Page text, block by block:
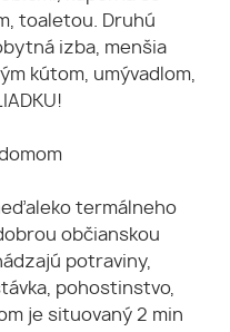
toaletou. Druhú
izba, menšia
kútom, umývadlom,
termálneho
občianskou
potraviny,
pohostinstvo,
je situovaný 2 min